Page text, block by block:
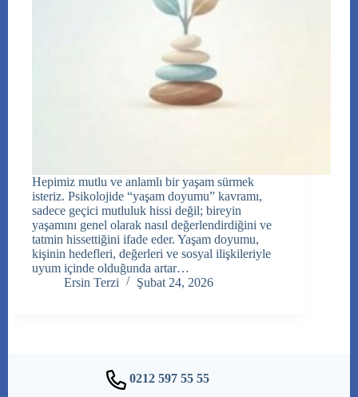
Hepimiz mutlu ve anlamlı bir yaşam sürmek
isteriz. Psikolojide “yaşam doyumu” kavramı,
sadece geçici mutluluk hissi değil; bireyin
yaşamını genel olarak nasıl değerlendirdiğini ve
tatmin hissettiğini ifade eder. Yaşam doyumu,
kişinin hedefleri, değerleri ve sosyal ilişkileriyle
uyum içinde olduğunda artar…
Ersin Terzi
Şubat 24, 2026
0212 597 55 55